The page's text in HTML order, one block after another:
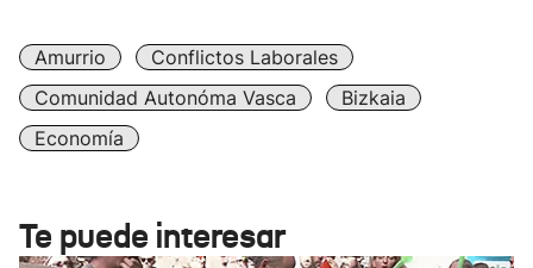
Amurrio
Conflictos Laborales
Comunidad Autonóma Vasca
Bizkaia
Economía
Te puede interesar